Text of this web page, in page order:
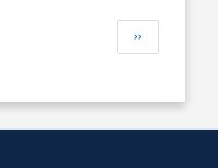
Next
page
››